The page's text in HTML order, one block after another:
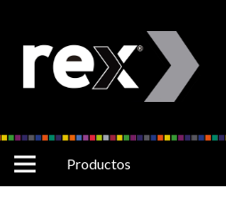
Productos